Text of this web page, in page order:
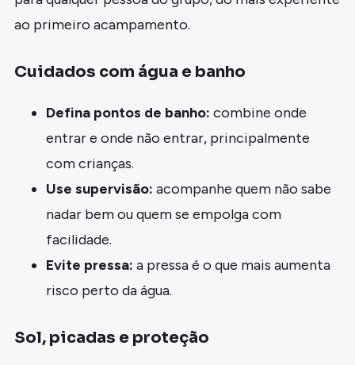
ao primeiro acampamento.
Cuidados com água e banho
Defina pontos de banho: combine onde
entrar e onde não entrar, principalmente
com crianças.
Use supervisão: acompanhe quem não sabe
nadar bem ou quem se empolga com
facilidade.
Evite pressa: a pressa é o que mais aumenta
risco perto da água.
Sol, picadas e proteção